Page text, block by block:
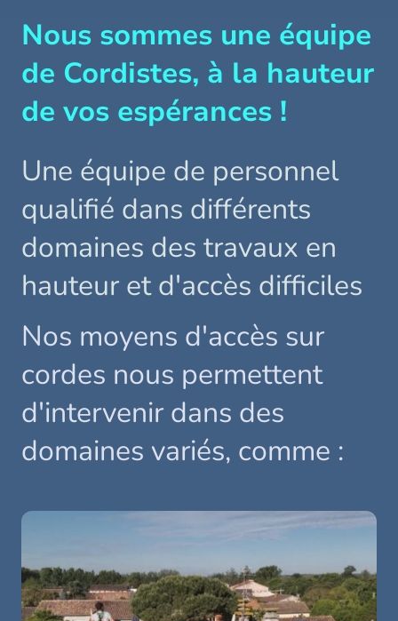
Nous sommes une équipe
de Cordistes, à la hauteur
de vos espérances !
Une équipe de personnel
qualifié dans différents
domaines des travaux en
hauteur et d'accès difficiles
Nos moyens d'accès sur
cordes nous permettent
d'intervenir dans des
domaines variés, comme :